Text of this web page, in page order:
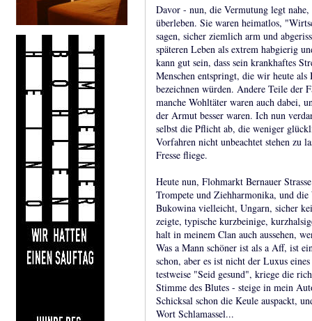
Davor - nun, die Vermutung legt nahe,
überleben. Sie waren heimatlos,
sagen, sicher ziemlich arm und
späteren Leben als extrem habgierig
kann gut sein, dass sein krankhaftes
Menschen entspringt, die wir heute
bezeichnen würden. Andere Teile der
manche Wohltäter waren auch dabei,
der Armut besser waren. Ich nun
selbst die Pflicht ab, die weniger
Vorfahren nicht unbeachtet stehen zu
Fresse fliege.
Heute nun, Flohmarkt Bernauer
Trompete und Ziehharmonika, und
Bukowina vielleicht, Ungarn, sicher
zeigte, typische kurzbeinige,
halt in meinem Clan auch aussehen,
Was a Mann schöner ist als a Aff, ist
schon, aber es ist nicht der Luxus
testweise "Seid gesund", kriege die
Stimme des Blutes - steige in mein
Schicksal schon die Keule auspackt,
Wort Schlamassel...